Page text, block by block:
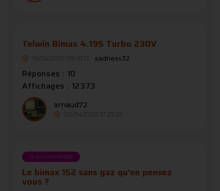
Telwin Bimax 4.195 Turbo 230V
16/04/2010 09:16:13 - sadness32
Réponses : 10
Affichages : 12373
arnaud72
20/04/2010 17:25:29
QUESTION POSÉE
Le bimax 152 sans gaz qu'en pensez
vous ?